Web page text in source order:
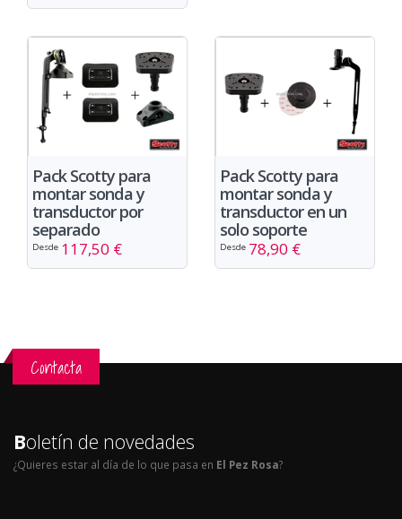
Pack Scotty para
montar sonda y
transductor por
separado
Desde 117,50 €
Pack Scotty para
montar sonda y
transductor en un
solo soporte
Desde 78,90 €
Contacta
Boletín de novedades
¿Quieres estar al día de lo que pasa en El Pez Rosa?